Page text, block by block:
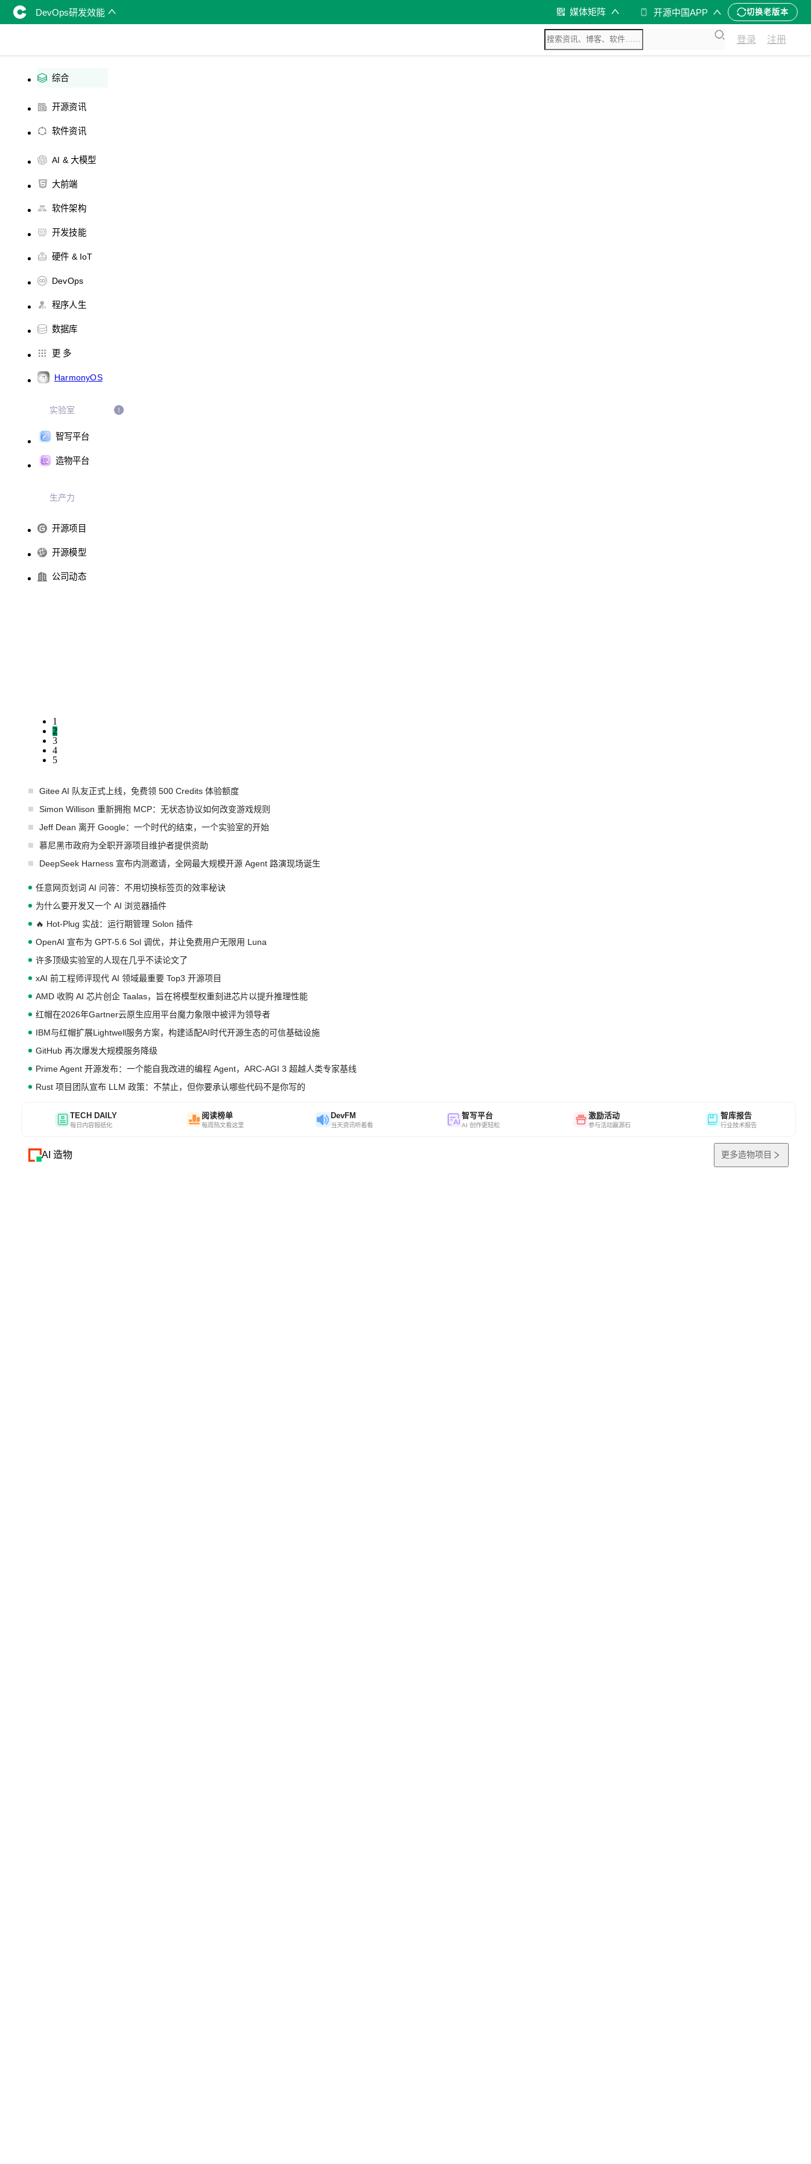
DevOps研发效能 媒体矩阵 开源中国APP 切换老版本
登录 注册
综合
开源资讯
软件资讯
AI & 大模型
大前端
软件架构
开发技能
硬件 & IoT
DevOps
程序人生
数据库
更 多
HarmonyOS
实验室
智写平台
造物平台
生产力
开源项目
开源模型
公司动态
1
2
3
4
5
Gitee AI 队友正式上线，免费领 500 Credits 体验额度
Simon Willison 重新拥抱 MCP：无状态协议如何改变游戏规则
Jeff Dean 离开 Google：一个时代的结束，一个实验室的开始
慕尼黑市政府为全职开源项目维护者提供资助
DeepSeek Harness 宣布内测邀请，全网最大规模开源 Agent 路演现场诞生
任意网页划词 AI 问答：不用切换标签页的效率秘诀
为什么要开发又一个 AI 浏览器插件
🔥 Hot-Plug 实战：运行期管理 Solon 插件
OpenAI 宣布为 GPT-5.6 Sol 调优，并让免费用户无限用 Luna
许多顶级实验室的人现在几乎不读论文了
xAI 前工程师评现代 AI 领域最重要 Top3 开源项目
AMD 收购 AI 芯片创企 Taalas，旨在将模型权重刻进芯片以提升推理性能
红帽在2026年Gartner云原生应用平台魔力象限中被评为领导者
IBM与红帽扩展Lightwell服务方案，构建适配AI时代开源生态的可信基础设施
GitHub 再次爆发大规模服务降级
Prime Agent 开源发布：一个能自我改进的编程 Agent，ARC-AGI 3 超越人类专家基线
Rust 项目团队宣布 LLM 政策：不禁止，但你要承认哪些代码不是你写的
TECH DAILY
每日内容报纸化
阅读榜单
每周热文看这里
DevFM
当天资讯听着看
智写平台
AI 创作更轻松
激励活动
参与活动赢源石
智库报告
行业技术报告
AI 造物 更多造物项目